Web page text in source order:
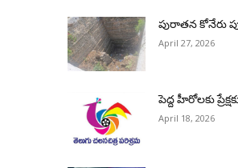
పురాత‌న కోనేరు
April 27, 2026
పెద్ద హీరోల‌కు
April 18, 2026